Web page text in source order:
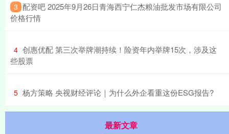
3 ​配资吧 2025年9月26日青海西宁仁杰粮油批发市场有限公司
价格行情
4 ​创惠优配 第三次举牌潮持续！险资年内举牌15次，涉及这
些股票
5 ​杨方策略 央视财经评论｜为什么外企看重这份ESG报告?
最新文章